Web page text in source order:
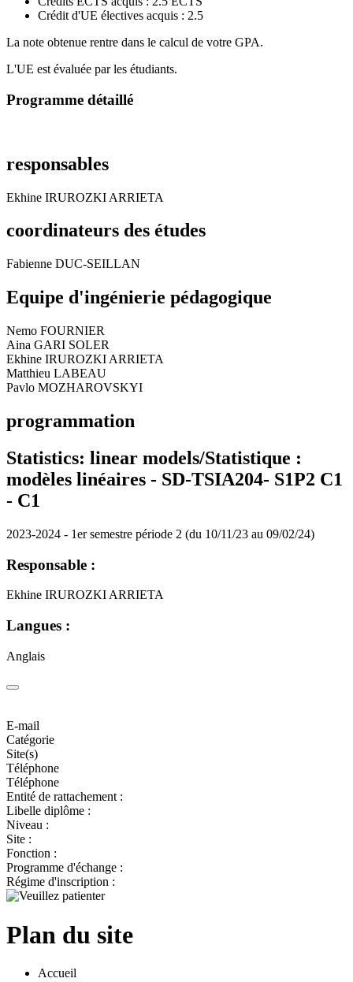
Crédit d'UE électives acquis : 2.5
La note obtenue rentre dans le calcul de votre GPA.
L'UE est évaluée par les étudiants.
Programme détaillé
responsables
Ekhine IRUROZKI ARRIETA
coordinateurs des études
Fabienne DUC-SEILLAN
Equipe d'ingénierie pédagogique
Nemo FOURNIER
Aina GARI SOLER
Ekhine IRUROZKI ARRIETA
Matthieu LABEAU
Pavlo MOZHAROVSKYI
programmation
Statistics: linear models/Statistique :
modèles linéaires - SD-TSIA204- S1P2 C1
- C1
2023-2024 - 1er semestre période 2 (du 10/11/23 au 09/02/24)
Responsable :
Ekhine IRUROZKI ARRIETA
Langues :
Anglais
E-mail
Catégorie
Site(s)
Téléphone
Téléphone
Entité de rattachement :
Libelle diplôme :
Niveau :
Site :
Fonction :
Programme d'échange :
Régime d'inscription :
Plan du site
Accueil